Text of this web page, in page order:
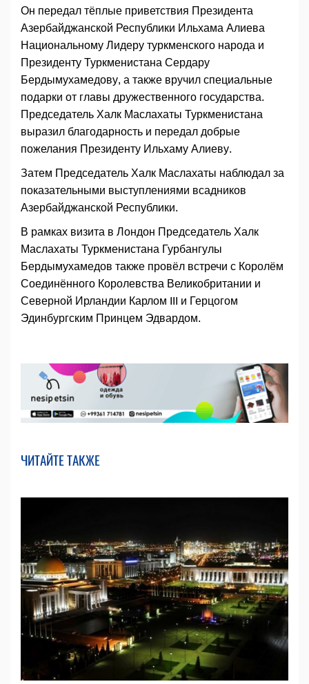
Он передал тёплые приветствия Президента
Азербайджанской Республики Ильхама Алиева
Национальному Лидеру туркменского народа и
Президенту Туркменистана Сердару
Бердымухамедову, а также вручил специальные
подарки от главы дружественного государства.
Председатель Халк Маслахаты Туркменистана
выразил благодарность и передал добрые
пожелания Президенту Ильхаму Алиеву.
Затем Председатель Халк Маслахаты наблюдал за
показательными выступлениями всадников
Азербайджанской Республики.
В рамках визита в Лондон Председатель Халк
Маслахаты Туркменистана Гурбангулы
Бердымухамедов также провёл встречи с Королём
Соединённого Королевства Великобритании и
Северной Ирландии Карлом III и Герцогом
Эдинбургским Принцем Эдвардом.
ЧИТАЙТЕ ТАКЖЕ